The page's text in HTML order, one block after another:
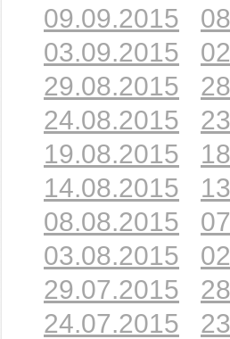
09.09.2015
03.09.2015
29.08.2015
24.08.2015
19.08.2015
14.08.2015
08.08.2015
03.08.2015
29.07.2015
24.07.2015